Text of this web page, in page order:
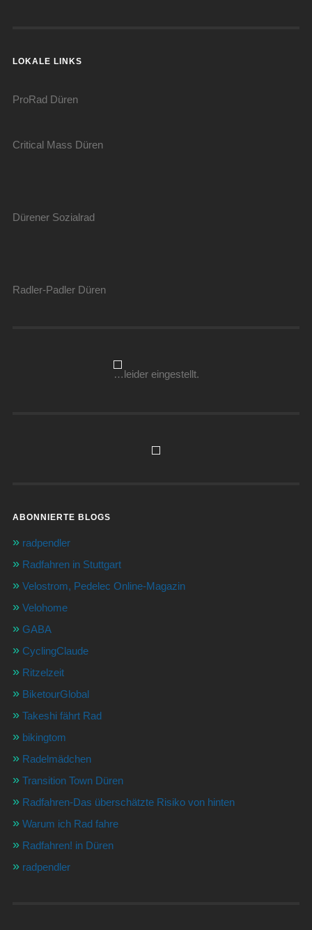
LOKALE LINKS
ProRad Düren
Critical Mass Düren
Dürener Sozialrad
Radler-Padler Düren
…leider eingestellt.
ABONNIERTE BLOGS
radpendler
Radfahren in Stuttgart
Velostrom, Pedelec Online-Magazin
Velohome
GABA
CyclingClaude
Ritzelzeit
BiketourGlobal
Takeshi fährt Rad
bikingtom
Radelmädchen
Transition Town Düren
Radfahren-Das überschätzte Risiko von hinten
Warum ich Rad fahre
Radfahren! in Düren
radpendler